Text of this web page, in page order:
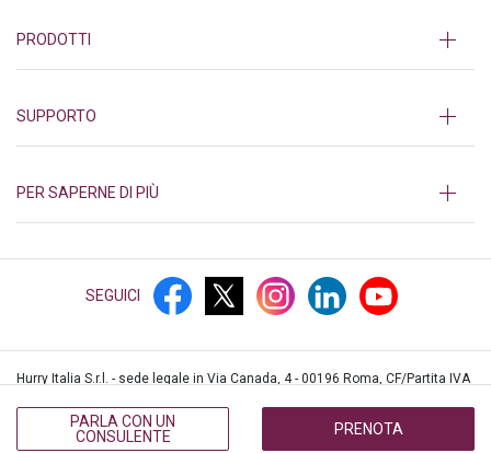
PARLA CON UN
CONSULENTE
PRENOTA
PRODOTTI
SUPPORTO
PER SAPERNE DI PIÙ
SEGUICI
Hurry Italia S.r.l. - sede legale in Via Canada, 4 - 00196 Roma, CF/Partita IVA
COOKIES PRIVACY CALL CENTER